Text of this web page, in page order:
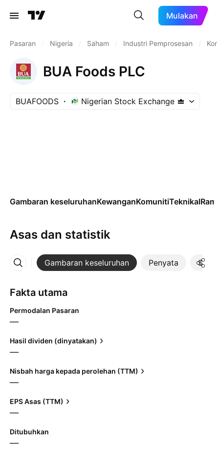
Mulakan
Pasaran Nigeria Saham Industri Pemprosesan
BUA Foods PLC
BUAFOODS Nigerian Stock Exchange
Gambaran keseluruhanKewanganKomunitiTeknikal
Asas dan statistik
Gambaran keseluruhan Penyata
Lebih
Fakta utama
Permodalan Pasaran
—
Hasil dividen (dinyatakan)
—
Nisbah harga kepada perolehan (TTM)
—
EPS Asas (TTM)
—
Ditubuhkan
—